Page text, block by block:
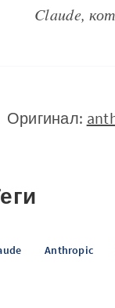
Claude,
Оригинал:
Anthropic